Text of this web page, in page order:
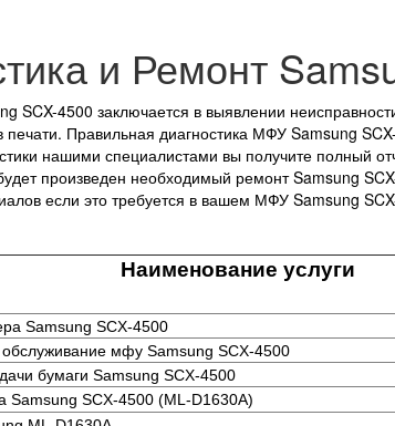
и Ремонт
SCX-4500 заключается в выявлении
печати. Правильная диагностика МФУ Samsung
нашими специалистами вы получите полный
произведен необходимый ремонт Samsung
если это требуется в вашем МФУ Samsung
Наименование услуги
Samsung SCX-4500
мфу Samsung SCX-4500
бумаги Samsung SCX-4500
Samsung SCX-4500 (ML-D1630A)